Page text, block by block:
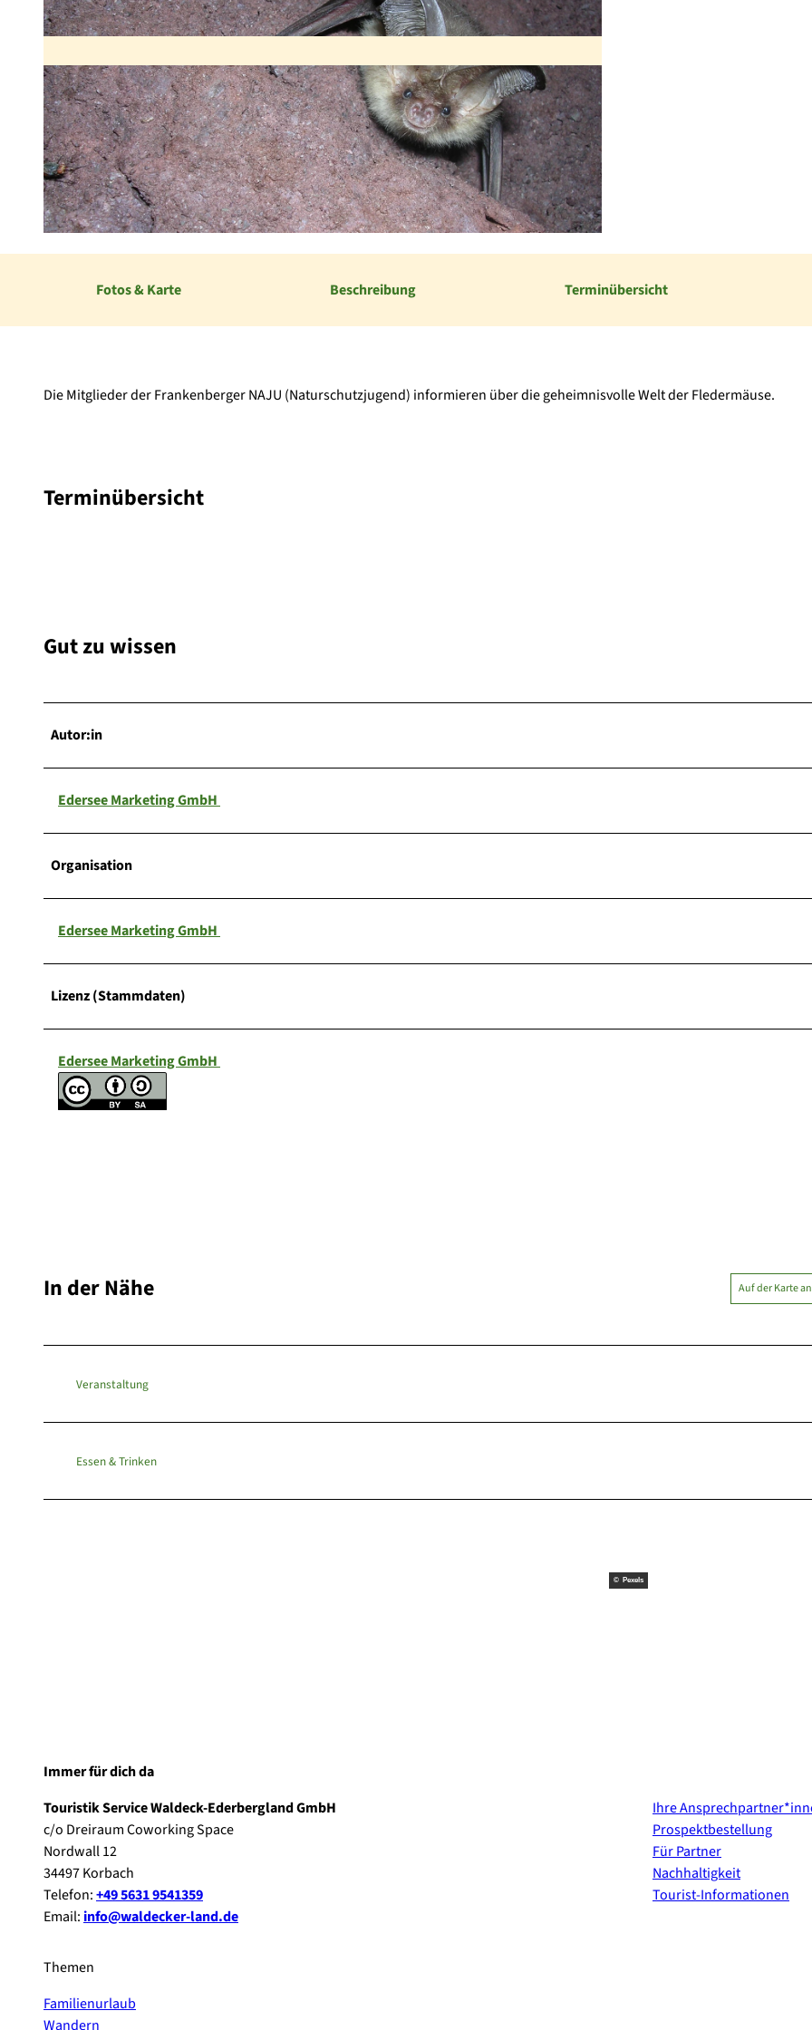
Fotos & Karte Beschreibung Terminübersicht
Die Mitglieder der Frankenberger NAJU (Naturschutzjugend) informieren über die geheimnisvolle Welt der Fledermäuse.
Terminübersicht
Gut zu wissen
Autor:in
Edersee Marketing GmbH
Organisation
Edersee Marketing GmbH
Lizenz (Stammdaten)
Edersee Marketing GmbH
In der Nähe Auf der Karte
Veranstaltung
Essen & Trinken
Immer für dich da
Touristik Service Waldeck-Ederbergland GmbH
c/o Dreiraum Coworking Space
Nordwall 12
34497 Korbach
Telefon:+49 5631 9541359
Email: info@waldecker-land.de
Themen
Familienurlaub
Wandern
© Pexels
Ihre
Prospektbestellung
Für Partner
Nachhaltigkeit
Tourist-Informationen